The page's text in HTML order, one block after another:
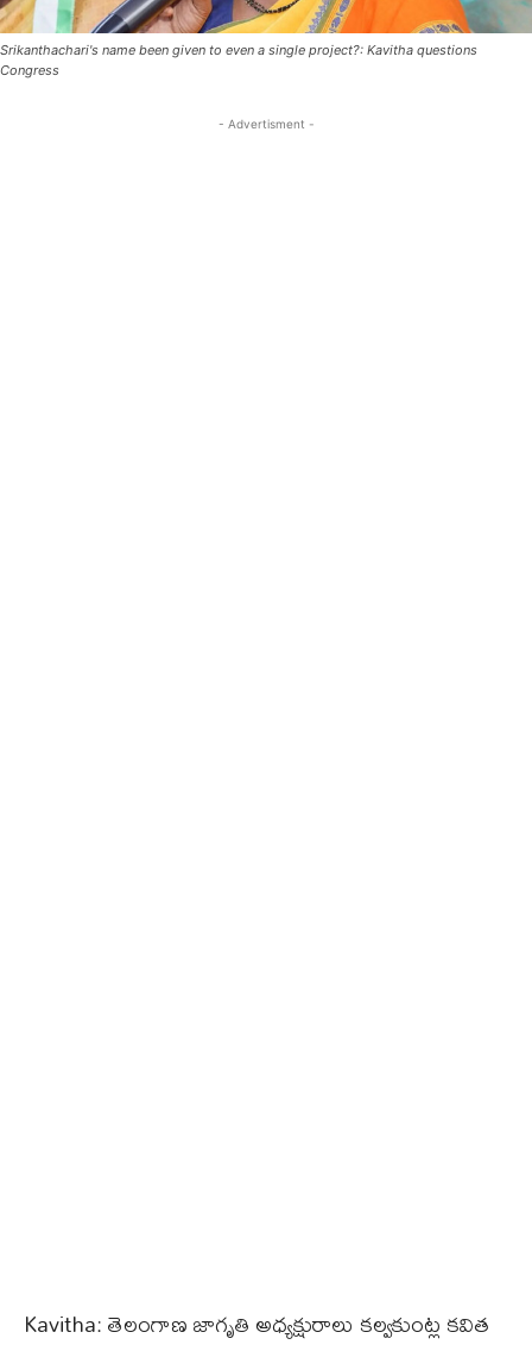
Srikanthachari's name been given to even a single project?: Kavitha questions
Congress
- Advertisment -
Kavitha: తెలంగాణ జాగృతి అధ్యక్షురాలు కల్వకుంట్ల కవిత